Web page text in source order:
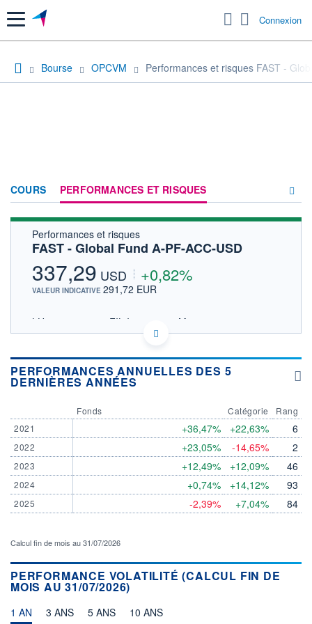
Menu Connexion
Bourse OPCVM Performances et risques FAST -
COURS PERFORMANCES ET RISQUES
FORUM
Performances et risques
FAST - Global Fund A-PF-ACC-USD
337,29 USD +0,82%
VALEUR INDICATIVE 291,72 EUR
LU0966156126 - FIL Investment Management
(Luxembourg) S.à r.l.
Consulter le prospectus / DIC
08/12 09/04 06/08
CATÉGORIE MORNINGSTAR
Actions International Flex-
FONDS PARTENAIRES
ÉLIGIBILITÉ
BOURSOVIE LUX
CTO BUSINESS
PERFORMANCES ANNUELLES DES 5
DERNIÈRES ANNÉES
2021
2022
2023
2024
2025
Fonds
+36,47%
+23,05%
+12,49%
+0,74%
-2,39%
Catégorie
+22,63%
-14,65%
+12,09%
+14,12%
+7,04%
Rang
6
2
46
93
84
Calcul fin de mois au 31/07/2026
PERFORMANCE VOLATILITÉ (CALCUL FIN DE
MOIS AU 31/07/2026)
1 AN 3 ANS 5 ANS 10 ANS